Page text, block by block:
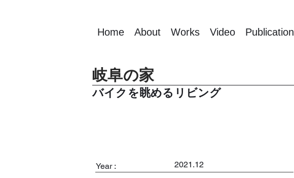
Home About Works Video Publication
岐阜の家
バイクを眺めるリビング
Year : 2021.12